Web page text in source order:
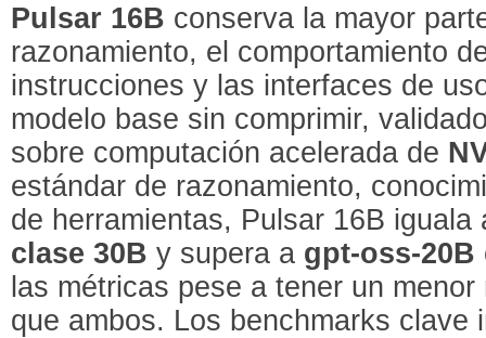
Pulsar 16B conserva la mayor
razonamiento, el comportamiento
instrucciones y las interfaces de
modelo base sin comprimir,
sobre computación acelerada de
estándar de razonamiento,
de herramientas, Pulsar 16B
clase 30B y supera a gpt-oss-20B
las métricas pese a tener un
que ambos. Los benchmarks clave